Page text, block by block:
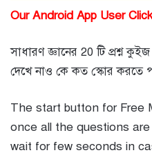
Our Android App User
সাধারণ জ্ঞানের 20 টি প্রশ্ন
দেখে নাও কে কত স্কোর করতে
The start button for Free
once all the questions
wait for few seconds in